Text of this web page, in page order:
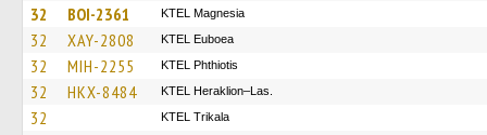
32 BOI-2361 ΚΤΕL Magnesia
32 XAY-2808 ΚΤΕL Euboea
32 MIH-2255 ΚΤΕL Phthiotis
32 HKX-8484 KTEL Heraklion–Las.
32 ΚΤΕL Τrikala